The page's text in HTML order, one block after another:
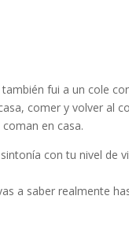
fui a un cole
comer y volver al
en casa.
con tu nivel de
a saber realmente